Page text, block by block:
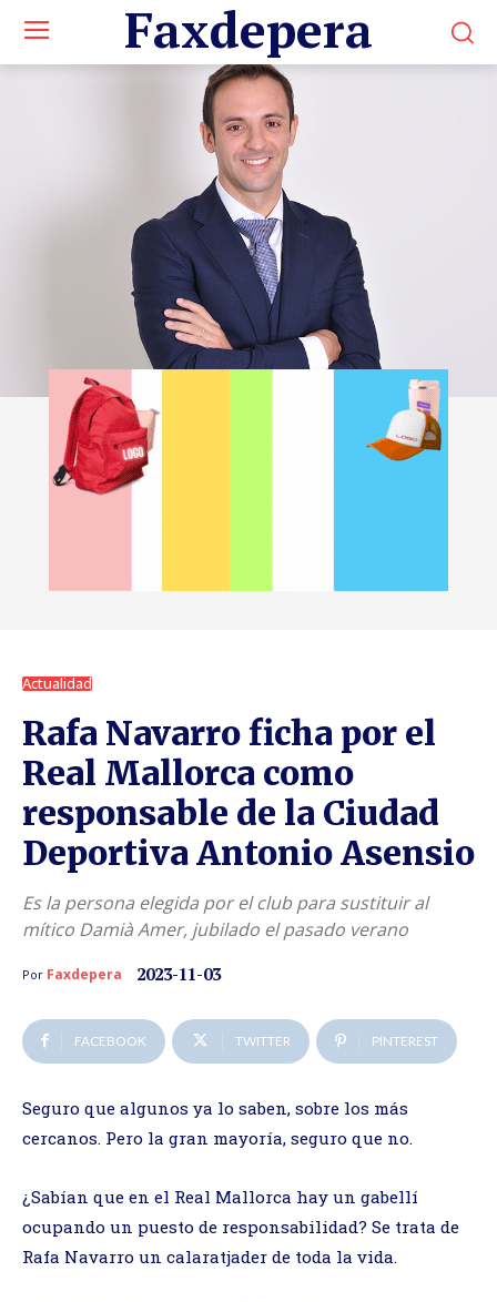
Faxdepera
Actualidad
Rafa Navarro ficha por el
Real Mallorca como
responsable de la Ciudad
Deportiva Antonio Asensio
Es la persona elegida por el club para sustituir al
mítico Damià Amer, jubilado el pasado verano
Por Faxdepera 2023-11-03
FACEBOOK TWITTER PINTEREST
Seguro que algunos ya lo saben, sobre los más
cercanos. Pero la gran mayoría, seguro que no.
¿Sabían que en el Real Mallorca hay un gabellí
ocupando un puesto de responsabilidad? Se trata de
Rafa Navarro un calaratjader de toda la vida.